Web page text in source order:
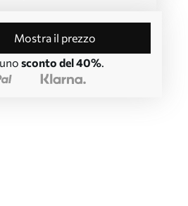
Mostra il prezzo
sconto del 40%.